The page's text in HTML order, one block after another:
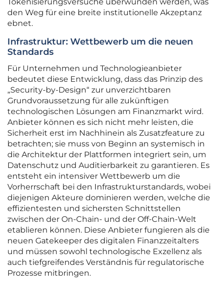
Tokenisierungsversuche überwunden werden, was
den Weg für eine breite institutionelle Akzeptanz
ebnet.
Infrastruktur: Wettbewerb um die neuen
Standards
Für Unternehmen und Technologieanbieter
bedeutet diese Entwicklung, dass das Prinzip des
„Security-by-Design“ zur unverzichtbaren
Grundvoraussetzung für alle zukünftigen
technologischen Lösungen am Finanzmarkt wird.
Anbieter können es sich nicht mehr leisten, die
Sicherheit erst im Nachhinein als Zusatzfeature zu
betrachten; sie muss von Beginn an systemisch in
die Architektur der Plattformen integriert sein, um
Datenschutz und Auditierbarkeit zu garantieren. Es
entsteht ein intensiver Wettbewerb um die
Vorherrschaft bei den Infrastrukturstandards, wobei
diejenigen Akteure dominieren werden, welche die
effizientesten und sichersten Schnittstellen
zwischen der On-Chain- und der Off-Chain-Welt
etablieren können. Diese Anbieter fungieren als die
neuen Gatekeeper des digitalen Finanzzeitalters
und müssen sowohl technologische Exzellenz als
auch tiefgreifendes Verständnis für regulatorische
Prozesse mitbringen.